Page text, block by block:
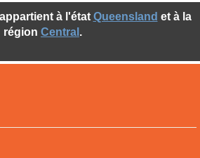
à l'état Queensland et à la
région Central .